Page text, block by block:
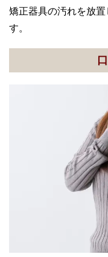
矯正器具の汚れを放
す。